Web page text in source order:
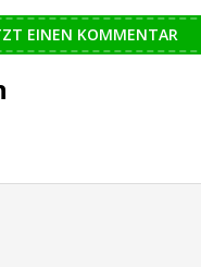
EINEN KOMMENTAR